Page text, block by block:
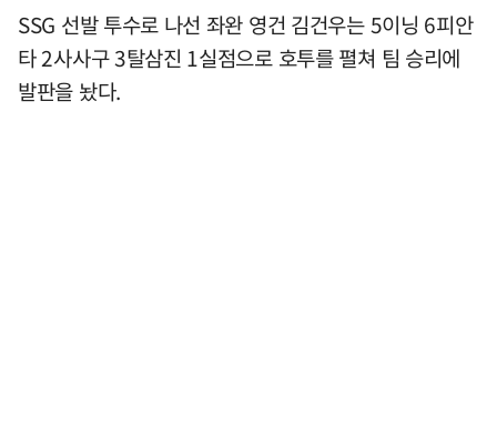
SSG 선발 투수로 나선 좌완 영건 김건우는 5이닝 6피안
타 2사사구 3탈삼진 1실점으로 호투를 펼쳐 팀 승리에
발판을 놨다.